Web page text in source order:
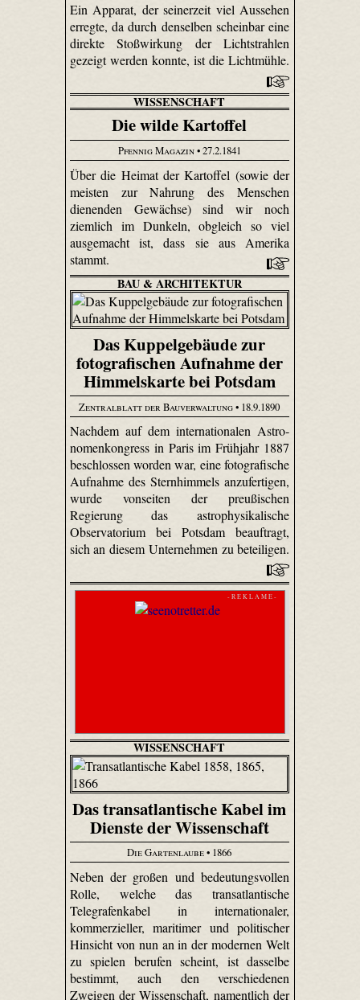
Ein Apparat, der seinerzeit viel Aussehen
erregte, da durch denselben scheinbar eine
direkte Stoßwirkung der Lichtstrahlen
gezeigt werden konnte, ist die Lichtmühle.
WISSENSCHAFT
Die wilde Kartoffel
Pfennig Magazin• 27.2.1841
Über die Heimat der Kartoffel (sowie der
meisten zur Nahrung des Menschen
dienenden Gewächse) sind wir noch
ziemlich im Dunkeln, obgleich so viel
ausgemacht ist, dass sie aus Amerika
stammt.
BAU & ARCHITEKTUR
Das Kuppelgebäude zur
fotografischen Aufnahme der
Himmelskarte bei Potsdam
Zentralblatt der Bauverwaltung• 18.9.1890
Nachdem auf dem internationalen Astro­
nomen­kongress in Paris im Frühjahr 1887
beschlossen worden war, eine fotografische
Aufnahme des Sternhimmels anzufertigen,
wurde vonseiten der preußischen
Regierung das astrophysikalische
Observatorium bei Potsdam beauftragt,
sich an diesem Unternehmen zu beteiligen.
- R E K L A M E -
WISSENSCHAFT
Das transatlantische Kabel im
Dienste der Wissenschaft
Die Gartenlaube• 1866
Neben der großen und bedeutungsvollen
Rolle, welche das transatlantische
Telegrafenkabel in internationaler,
kommerzieller, maritimer und politischer
Hinsicht von nun an in der modernen Welt
zu spielen berufen scheint, ist dasselbe
bestimmt, auch den verschiedenen
Zweigen der Wissenschaft, namentlich der